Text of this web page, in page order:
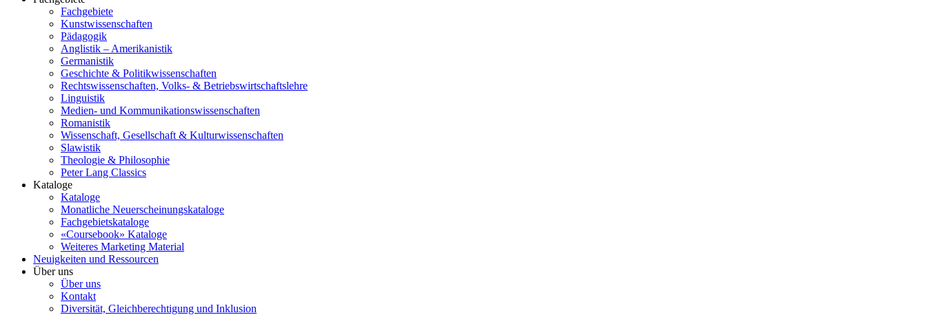
Fachgebiete
Kunstwissenschaften
Pädagogik
Anglistik – Amerikanistik
Germanistik
Geschichte & Politikwissenschaften
Rechtswissenschaften, Volks- & Betriebswirtschaftslehre
Linguistik
Medien- und Kommunikationswissenschaften
Romanistik
Wissenschaft, Gesellschaft & Kulturwissenschaften
Slawistik
Theologie & Philosophie
Peter Lang Classics
Kataloge
Kataloge
Monatliche Neuerscheinungskataloge
Fachgebietskataloge
«Coursebook» Kataloge
Weiteres Marketing Material
Neuigkeiten und Ressourcen
Über uns
Über uns
Kontakt
Diversität, Gleichberechtigung und Inklusion